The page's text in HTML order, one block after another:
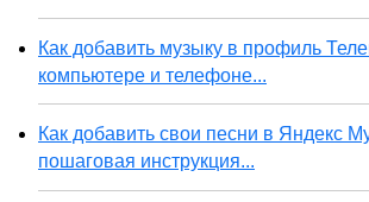
Как добавить музыку в профиль
компьютере и телефоне...
Как добавить свои песни в Яндекс
пошаговая инструкция...